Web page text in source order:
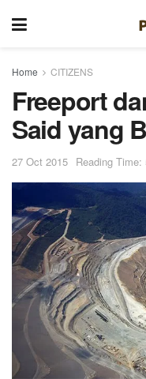
Home CITIZENS
Freeport
Said yang
27 Oct 2015 Reading